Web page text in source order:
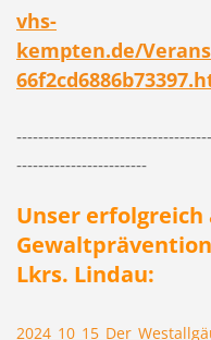
vhs-
kempten.de/
------------------------
Unser erfolgreich
Lkrs. Lindau: